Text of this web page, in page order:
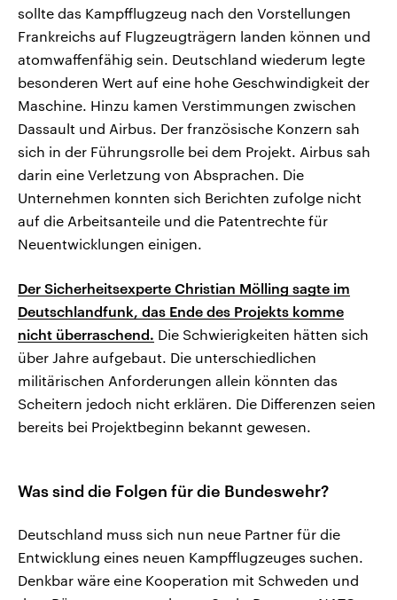
sollte das Kampfflugzeug nach den Vorstellungen
Frankreichs auf Flugzeugträgern landen können und
atomwaffenfähig sein. Deutschland wiederum legte
besonderen Wert auf eine hohe Geschwindigkeit der
Maschine. Hinzu kamen Verstimmungen zwischen
Dassault und Airbus. Der französische Konzern sah
sich in der Führungsrolle bei dem Projekt. Airbus sah
darin eine Verletzung von Absprachen. Die
Unternehmen konnten sich Berichten zufolge nicht
auf die Arbeitsanteile und die Patentrechte für
Neuentwicklungen einigen.
Der Sicherheitsexperte Christian Mölling sagte im
Deutschlandfunk, das Ende des Projekts komme
nicht überraschend. Die Schwierigkeiten hätten sich
über Jahre aufgebaut. Die unterschiedlichen
militärischen Anforderungen allein könnten das
Scheitern jedoch nicht erklären. Die Differenzen seien
bereits bei Projektbeginn bekannt gewesen.
Was sind die Folgen für die Bundeswehr?
Deutschland muss sich nun neue Partner für die
Entwicklung eines neuen Kampfflugzeuges suchen.
Denkbar wäre eine Kooperation mit Schweden und